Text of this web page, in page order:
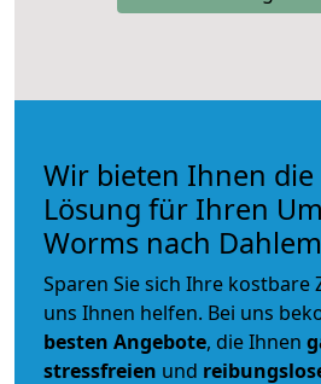
Wir bieten Ihnen
Lösung für Ihren
Worms nach
Sparen Sie sich Ihre kostbare
uns Ihnen helfen. Bei uns
besten Angebote, die Ihnen
stressfreien und